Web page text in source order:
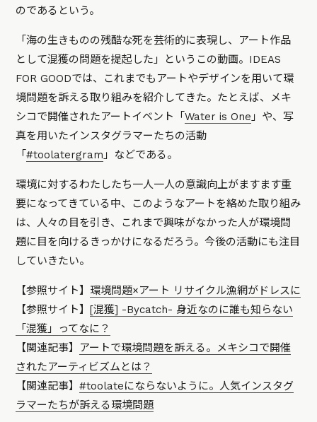
のであるという。
「海の生きものの残酷な死を芸術的に表現し、アート作品
として混獲の問題を提起した」というこの動画。IDEAS
FOR GOODでは、これまでもアートやデザインを用いて環
境問題を訴える取り組みを紹介してきた。たとえば、メキ
シコで開催されたアートイベント「Water is One 」や、写
真を用いたインスタグラマーたちの活動
「#toolatergram 」などである。
環境に対するわたしたち一人一人の意識向上がますます重
要になってきている中、このようなアートを絡めた取り組み
は、人々の目を引き、これまで興味がなかった人が環境問
題に目を向けるきっかけになるだろう。今後の活動にも注目
していきたい。
【参照サイト】 環境問題×アート リサイクル漁網がドレスに
【参照サイト】[混獲] -Bycatch- 身近なのに誰も知らない
「混獲」ってなに？
【関連記事】 アートで環境問題を訴える。メキシコで開催
されたアーティビズムとは？
【関連記事】#toolateにならないように。人気インスタグ
ラマーたちが訴える環境問題